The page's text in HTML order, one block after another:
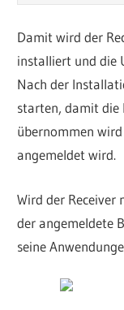
Damit wird der
installiert und die
Nach der
starten, damit die
übernommen
angemeldet wird.
Wird der
der angemeldete
seine